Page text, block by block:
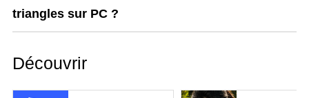
triangles sur PC ?
Découvrir